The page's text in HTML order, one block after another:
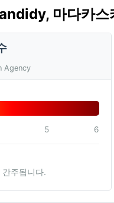
마다카
Agency
5 6
주됩니다.